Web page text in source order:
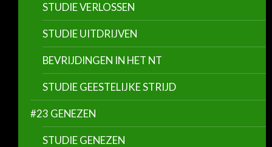
STUDIE VERLOSSEN
STUDIE UITDRIJVEN
BEVRIJDINGEN IN HET NT
STUDIE GEESTELIJKE STRIJD
#23 GENEZEN
STUDIE GENEZEN